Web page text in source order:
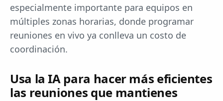
especialmente importante para equipos en
múltiples zonas horarias, donde programar
reuniones en vivo ya conlleva un costo de
coordinación.
Usa la IA para hacer más eficientes
las reuniones que mantienes